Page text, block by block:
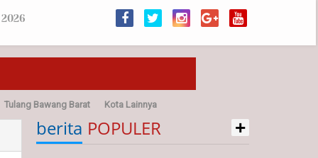
Tulang Bawang Barat Kota Lainnya
berita POPULER +